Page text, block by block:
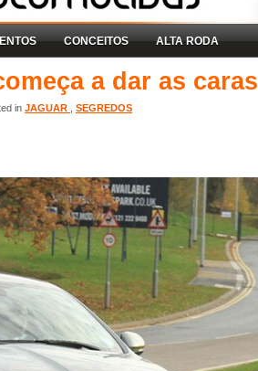
CONCEITOS ALTA RODA
a dar as caras
in JAGUAR SEGREDOS